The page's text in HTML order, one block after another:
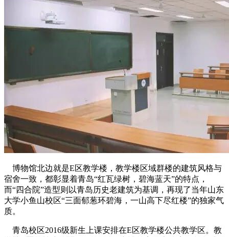
博物馆北边就是E区教学楼，教学楼区域群楼的建筑风格与
宿舍一致，都彰显着青岛“红瓦绿树，碧海蓝天”的特点，
而“四合院”造型则以青岛历史老建筑为基调，再现了当年山东
大学小鱼山校区“三面郁葱环碧海，一山高下尽红楼”的独家气
质。
青岛校区2016级新生上课安排在E区教学楼公共教学区。教